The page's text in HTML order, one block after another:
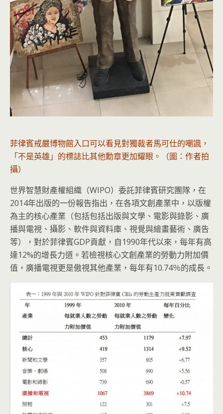
菲律賓戒嚴博物館入口可以看見對獨裁者馬可仕的嘲諷，
「不是英雄」的標誌比其他勳章更加耀眼。（圖：作者拍
攝）
世界智慧財產權組織（WIPO）委託菲律賓研究團隊，在
2014年出版的一份報告指出，在各項文創產業中，以版權
為主的核心產業（包括包括出版與文學、電影與錄影、廣
播與電視、攝影、軟件與資料庫、視覺與繪畫藝術、廣告
等），對於菲律賓GDP貢獻，自1990年代以來，每年有高
達12%的增長力道。若檢視核心文創產業的勞動力附加價
值，廣播電視更是傲視其他產業，每年有10.74％的成長。